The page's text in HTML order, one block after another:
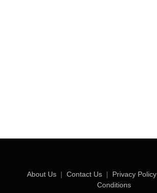
About Us | Contact Us | Privacy Policy
Conditions